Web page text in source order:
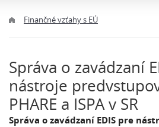
Finančné vzťahy s EÚ
Správa o zavádzaní
nástroje
PHARE a ISPA v SR
Správa o zavádzaní EDIS pre